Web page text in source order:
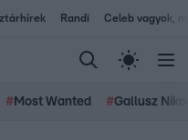
Randi Celeb vagyok,
# Most Wanted #Gallusz